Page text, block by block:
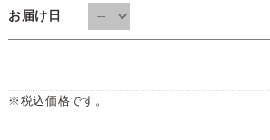
お届け日
※税込価格です。